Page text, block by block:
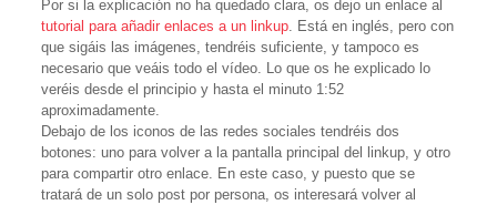
Por si la explicación no ha quedado clara, os dejo un enlace al
tutorial para añadir enlaces a un linkup. Está en inglés, pero con
que sigáis las imágenes, tendréis suficiente, y tampoco es
necesario que veáis todo el vídeo. Lo que os he explicado lo
veréis desde el principio y hasta el minuto 1:52
aproximadamente.
Debajo de los iconos de las redes sociales tendréis dos
botones: uno para volver a la pantalla principal del linkup, y otro
para compartir otro enlace. En este caso, y puesto que se
tratará de un solo post por persona, os interesará volver al